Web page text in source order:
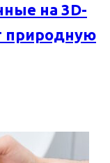
на 3D-
природную